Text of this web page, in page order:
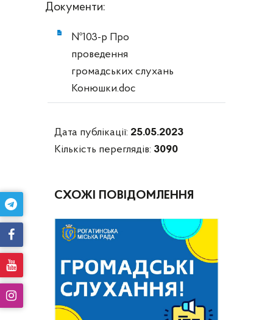
Документи:
№103-р Про
проведення
громадських слухань
Конюшки.doc
Дата публікації: 25.05.2023
Кількість переглядів: 3090
СХОЖІ ПОВІДОМЛЕННЯ